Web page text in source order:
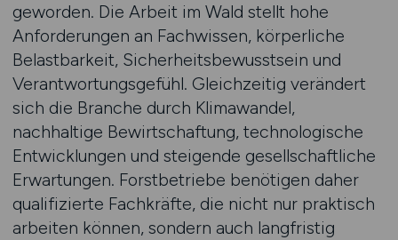
geworden. Die Arbeit im Wald stellt hohe
Anforderungen an Fachwissen, körperliche
Belastbarkeit, Sicherheitsbewusstsein und
Verantwortungsgefühl. Gleichzeitig verändert
sich die Branche durch Klimawandel,
nachhaltige Bewirtschaftung, technologische
Entwicklungen und steigende gesellschaftliche
Erwartungen. Forstbetriebe benötigen daher
qualifizierte Fachkräfte, die nicht nur praktisch
arbeiten können, sondern auch langfristig